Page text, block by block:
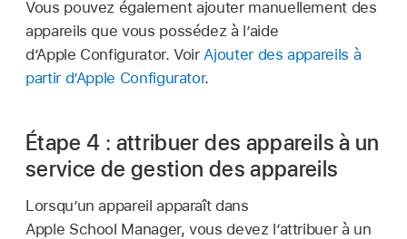
Vous pouvez également ajouter manuellement des
appareils que vous possédez à l’aide
d’Apple Configurator. VoirAjouter des appareils à
partir d’Apple Configurator.
Étape 4 : attribuer des appareils à un
service de gestion des appareils
Lorsqu’un appareil apparaît dans
Apple School Manager, vous devez l’attribuer à un